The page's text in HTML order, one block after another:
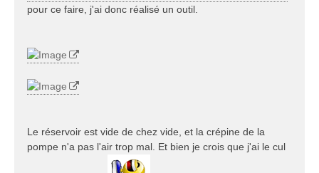
pour ce faire, j'ai donc réalisé un outil.
Le réservoir est vide de chez vide, et la crépine de la
pompe n'a pas l'air trop mal. Et bien je crois que j'ai le cul